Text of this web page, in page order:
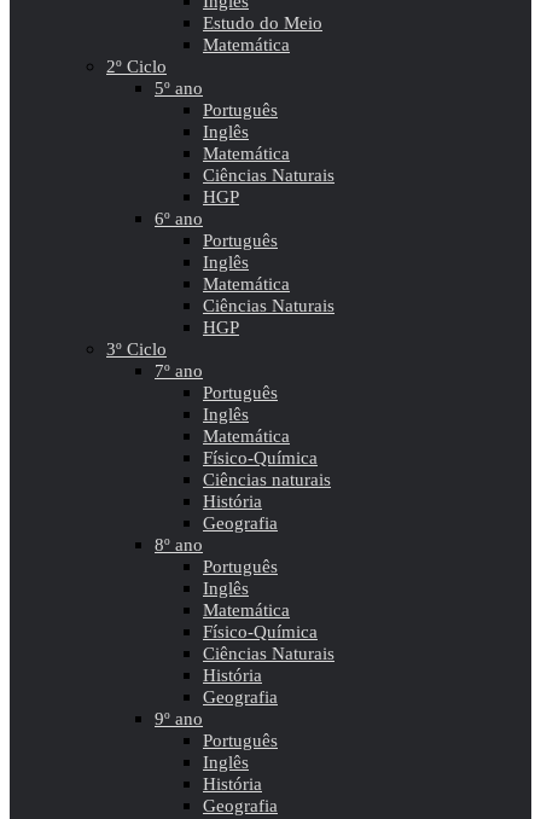
Estudo do Meio
Matemática
2º Ciclo
5º ano
Português
Inglês
Matemática
Ciências Naturais
HGP
6º ano
Português
Inglês
Matemática
Ciências Naturais
HGP
3º Ciclo
7º ano
Português
Inglês
Matemática
Físico-Química
Ciências naturais
História
Geografia
8º ano
Português
Inglês
Matemática
Físico-Química
Ciências Naturais
História
Geografia
9º ano
Português
Inglês
História
Geografia